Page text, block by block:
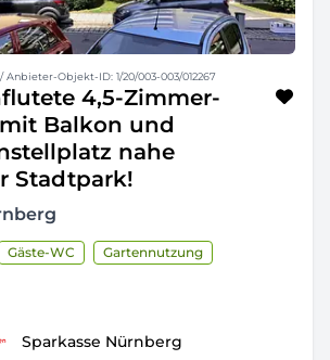
/ Anbieter-Objekt-ID: 1/20/003-003/012267
4,5-Zimmer-
Balkon und
nahe
Stadtpark!
Gäste-WC
Gartennutzung
Sparkasse Nürnberg